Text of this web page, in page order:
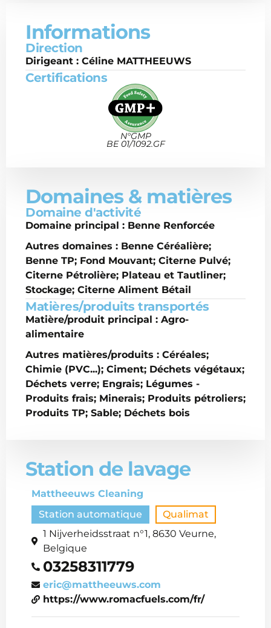
Informations
Direction
Dirigeant : Céline MATTHEEUWS
Certifications
N°GMP
BE 01/1092.GF
Domaines & matières
Domaine d'activité
Domaine principal : Benne Renforcée
Autres domaines : Benne Céréalière;
Benne TP; Fond Mouvant; Citerne Pulvé;
Citerne Pétrolière; Plateau et Tautliner;
Stockage; Citerne Aliment Bétail
Matières/produits transportés
Matière/produit principal : Agro-
alimentaire
Autres matières/produits : Céréales;
Chimie (PVC...); Ciment; Déchets végétaux;
Déchets verre; Engrais; Légumes -
Produits frais; Minerais; Produits pétroliers;
Produits TP; Sable; Déchets bois
Station de lavage
Mattheeuws Cleaning
Station automatique
Qualimat
1 Nijverheidsstraat n°1, 8630 Veurne,
Belgique
03258311779
eric@mattheeuws.com
https://www.romacfuels.com/fr/